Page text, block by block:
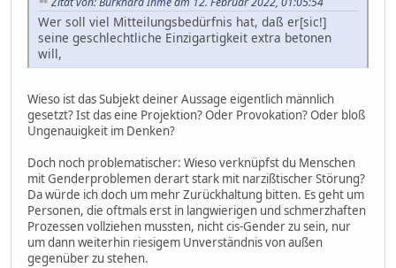
Wer soll viel Mitteilungsbedürfnis hat, daß er[sic!]
seine geschlechtliche Einzigartigkeit extra betonen
will,
Wieso ist das Subjekt deiner Aussage eigentlich männlich
gesetzt? Ist das eine Projektion? Oder Provokation? Oder bloß
Ungenauigkeit im Denken?
Doch noch problematischer: Wieso verknüpfst du Menschen
mit Genderproblemen derart stark mit narzißtischer Störung?
Da würde ich doch um mehr Zurückhaltung bitten. Es geht um
Personen, die oftmals erst in langwierigen und schmerzhaften
Prozessen vollziehen mussten, nicht cis-Gender zu sein, nur
um dann weiterhin riesigem Unverständnis von außen
gegenüber zu stehen.